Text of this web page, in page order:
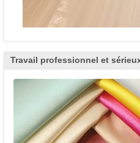
Travail professionnel et